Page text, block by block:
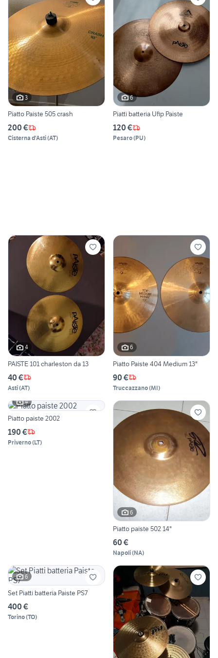
3
Piatto Paiste 505 crash
200 €
Cisterna d'Asti(AT)
6
Piatti batteria Ufip Paiste
120 €
Pesaro(PU)
4
PAISTE 101 charleston da 13
40 €
Asti(AT)
6
Piatto Paiste 404 Medium 13"
90 €
Truccazzano(MI)
4
Piatto paiste 2002
190 €
Priverno(LT)
6
Piatto paiste 502 14"
60 €
Napoli(NA)
6
Set Piatti batteria Paiste PS7
400 €
Torino(TO)